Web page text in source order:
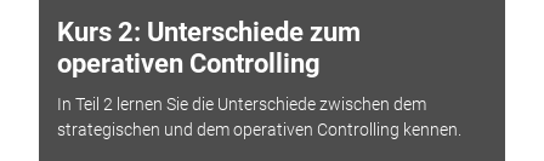
Kurs 2: Unterschiede zum
operativen Controlling
In Teil 2 lernen Sie die Unterschiede zwischen dem
strategischen und dem operativen Controlling kennen.